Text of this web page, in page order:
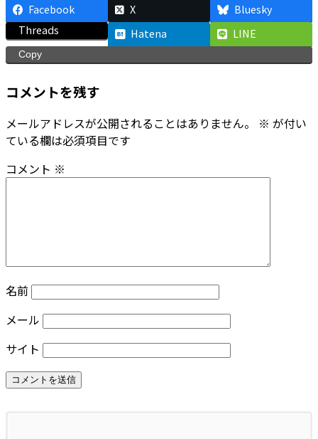
Facebook X
Bluesky
Threads
Hatena LINE
Copy
コメントを残す
メールアドレスが公開されることはありません。 ※ が付い
ている欄は必須項目です
コメント ※
名前
メール
サイト